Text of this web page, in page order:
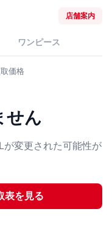
店舗案内
ワンピース
価格
せん
が変更された可能性が
表を見る